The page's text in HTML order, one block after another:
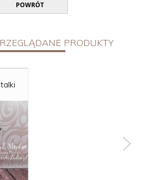
POWRÓT
PRODUKTY